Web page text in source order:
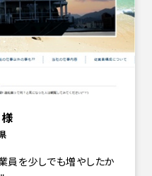
員を少しでも増やしたか